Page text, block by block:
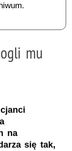
mu
na
się tak,